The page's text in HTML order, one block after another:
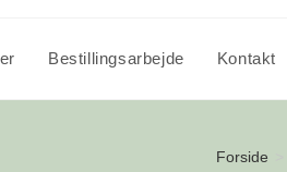
Bestillingsarbejde Kontakt
Forside